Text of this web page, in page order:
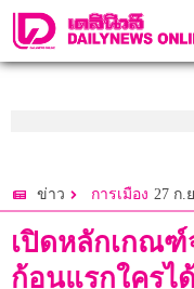
ข่าว การเมือง 27 ก.
เปิดหลักเกณฑ์
ก้อนแรกใครไ